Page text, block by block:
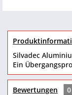
Silvadec
Ein
Bewertungen
0